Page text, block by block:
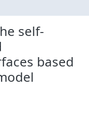
self-
based